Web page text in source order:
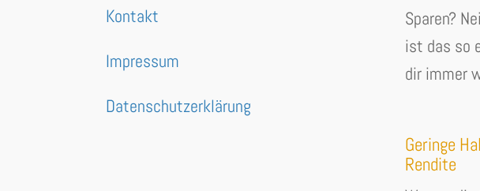
Kontakt
Impressum
Datenschutzerklärung
Sparen?
ist das so
dir immer
Geringe
Rendite